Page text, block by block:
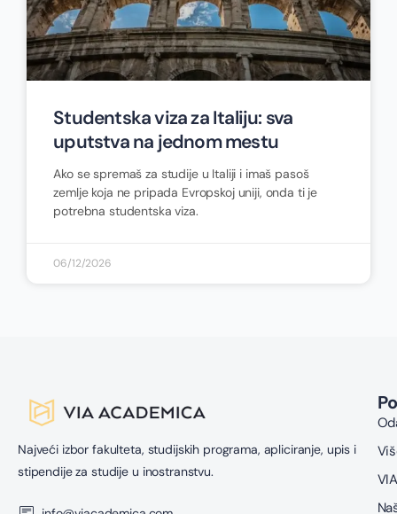
Studentska viza za Italiju: sva
uputstva na jednom mestu
Ako se spremaš za studije u Italiji i imaš pasoš
zemlje koja ne pripada Evropskoj uniji, onda ti je
potrebna studentska viza.
06/12/2026
Najveći izbor fakulteta, studijskih programa, apliciranje, upis i
stipendije za studije u inostranstvu.